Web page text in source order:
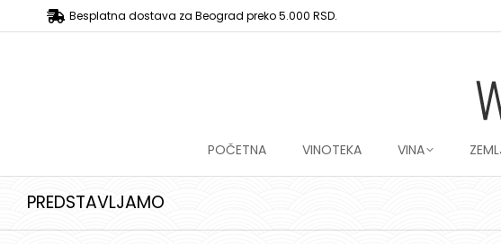
Besplatna dostava za Beograd preko 5.000 RSD.
POČETNA VINOTEKA VINA
PREDSTAVLJAMO